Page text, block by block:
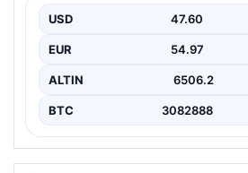
USD 47.60
EUR 54.97
ALTIN 6506.2
BTC 3082888